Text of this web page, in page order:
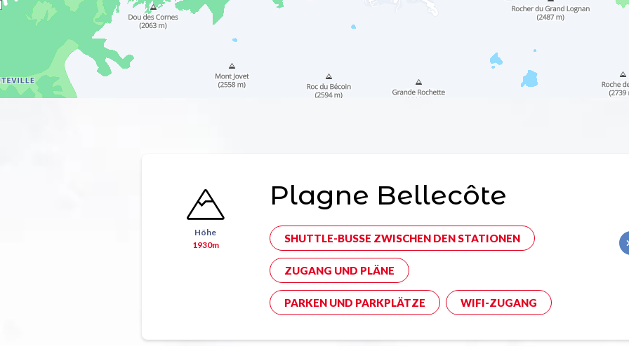
Höhe
1930m
Plagne Bellecôte
SHUTTLE-BUSSE ZWISCHEN DEN STATIONEN
ZUGANG UND PLÄNE
PARKEN UND PARKPLÄTZE WIFI-ZUGANG